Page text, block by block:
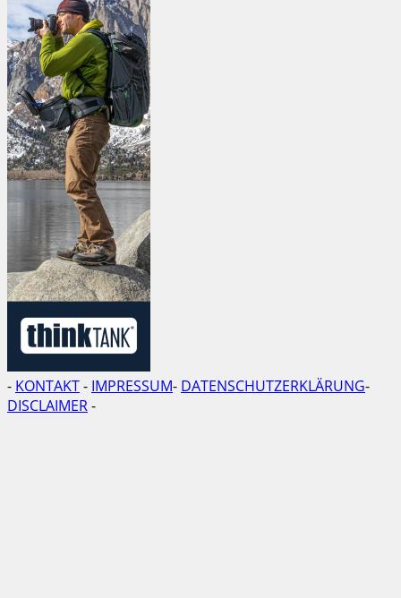
- KONTAKT- IMPRESSUM- DATENSCHUTZERKLÄRUNG-
DISCLAIMER-